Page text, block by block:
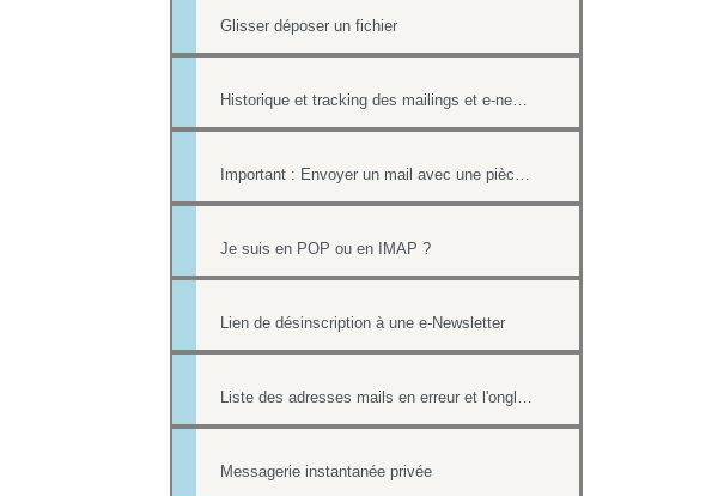
Glisser déposer un fichier
Historique et tracking des mailings et e-newsletters
Important : Envoyer un mail avec une pièce jointe sans erreur
Je suis en POP ou en IMAP ?
Lien de désinscription à une e-Newsletter
Liste des adresses mails en erreur et l'onglet Reporting
Messagerie instantanée privée